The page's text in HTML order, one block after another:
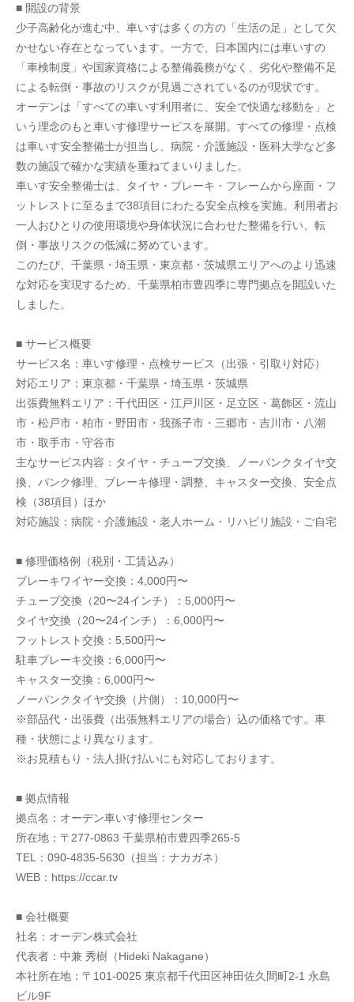
■ 開設の背景
少子高齢化が進む中、車いすは多くの方の「生活の足」として欠
かせない存在となっています。一方で、日本国内には車いすの
「車検制度」や国家資格による整備義務がなく、劣化や整備不足
による転倒・事故のリスクが見過ごされているのが現状です。
オーデンは「すべての車いす利用者に、安全で快適な移動を」と
いう理念のもと車いす修理サービスを展開。すべての修理・点検
は車いす安全整備士が担当し、病院・介護施設・医科大学など多
数の施設で確かな実績を重ねてまいりました。
車いす安全整備士は、タイヤ・ブレーキ・フレームから座面・フ
ットレストに至るまで38項目にわたる安全点検を実施。利用者お
一人おひとりの使用環境や身体状況に合わせた整備を行い、転
倒・事故リスクの低減に努めています。
このたび、千葉県・埼玉県・東京都・茨城県エリアへのより迅速
な対応を実現するため、千葉県柏市豊四季に専門拠点を開設いた
しました。
■ サービス概要
サービス名：車いす修理・点検サービス（出張・引取り対応）
対応エリア：東京都・千葉県・埼玉県・茨城県
出張費無料エリア：千代田区・江戸川区・足立区・葛飾区・流山
市・松戸市・柏市・野田市・我孫子市・三郷市・吉川市・八潮
市・取手市・守谷市
主なサービス内容：タイヤ・チューブ交換、ノーパンクタイヤ交
換、パンク修理、ブレーキ修理・調整、キャスター交換、安全点
検（38項目）ほか
対応施設：病院・介護施設・老人ホーム・リハビリ施設・ご自宅
■ 修理価格例（税別・工賃込み）
ブレーキワイヤー交換：4,000円〜
チューブ交換（20〜24インチ）：5,000円〜
タイヤ交換（20〜24インチ）：6,000円〜
フットレスト交換：5,500円〜
駐車ブレーキ交換：6,000円〜
キャスター交換：6,000円〜
ノーパンクタイヤ交換（片側）：10,000円〜
※部品代・出張費（出張無料エリアの場合）込の価格です。車
種・状態により異なります。
※お見積もり・法人掛け払いにも対応しております。
■ 拠点情報
拠点名：オーデン車いす修理センター
所在地：〒277-0863 千葉県柏市豊四季265-5
TEL：090-4835-5630（担当：ナカガネ）
WEB：https://ccar.tv
■ 会社概要
社名：オーデン株式会社
代表者：中兼 秀樹（Hideki Nakagane）
本社所在地：〒101-0025 東京都千代田区神田佐久間町2-1 永島
ビル9F